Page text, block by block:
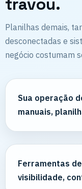
travou.
Planilhas demais,
desconectadas e
negócio costumam
Sua operação
manuais,
Ferramentas
visibilidade,